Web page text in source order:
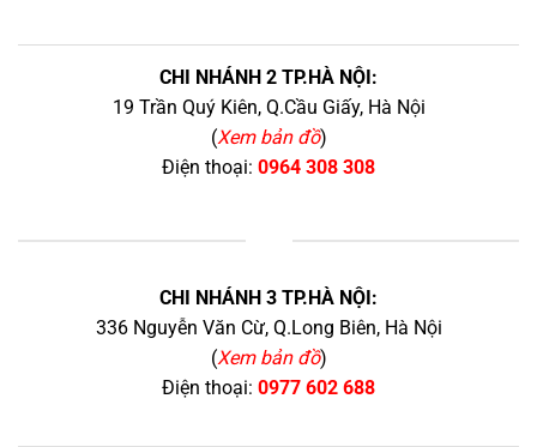
CHI NHÁNH 2 TP.HÀ NỘI:
19 Trần Quý Kiên, Q.Cầu Giấy, Hà Nội
(Xem bản đồ)
Điện thoại: 0964 308 308
CHI NHÁNH 3 TP.HÀ NỘI:
336 Nguyễn Văn Cừ, Q.Long Biên, Hà Nội
(Xem bản đồ)
Điện thoại: 0977 602 688